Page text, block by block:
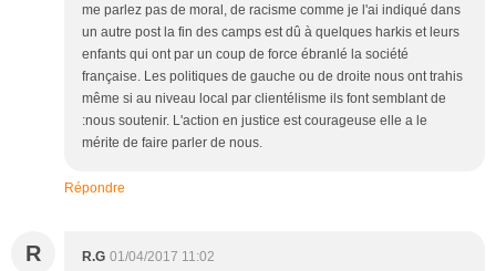
me parlez pas de moral, de racisme comme je l'ai indiqué dans
un autre post la fin des camps est dû à quelques harkis et leurs
enfants qui ont par un coup de force ébranlé la société
française. Les politiques de gauche ou de droite nous ont trahis
même si au niveau local par clientélisme ils font semblant de
:nous soutenir. L'action en justice est courageuse elle a le
mérite de faire parler de nous.
Répondre
R R.G 01/04/2017 11:02